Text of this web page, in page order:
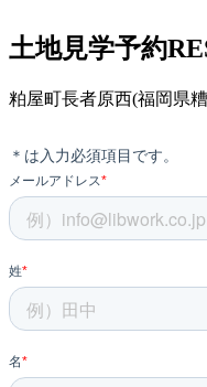
土地見学予約
粕屋町長者原西(福岡県